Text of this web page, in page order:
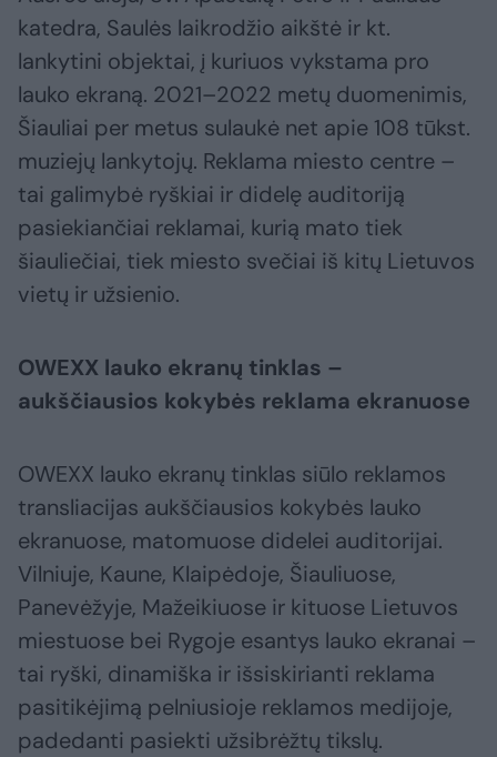
katedra, Saulės laikrodžio aikštė ir kt.
lankytini objektai, į kuriuos vykstama pro
lauko ekraną. 2021–2022 metų duomenimis,
Šiauliai per metus sulaukė net apie 108 tūkst.
muziejų lankytojų. Reklama miesto centre –
tai galimybė ryškiai ir didelę auditoriją
pasiekiančiai reklamai, kurią mato tiek
šiauliečiai, tiek miesto svečiai iš kitų Lietuvos
vietų ir užsienio.
OWEXX lauko ekranų tinklas –
aukščiausios kokybės reklama ekranuose
OWEXX lauko ekranų tinklas siūlo reklamos
transliacijas aukščiausios kokybės lauko
ekranuose, matomuose didelei auditorijai.
Vilniuje, Kaune, Klaipėdoje, Šiauliuose,
Panevėžyje, Mažeikiuose ir kituose Lietuvos
miestuose bei Rygoje esantys lauko ekranai –
tai ryški, dinamiška ir išsiskirianti reklama
pasitikėjimą pelniusioje reklamos medijoje,
padedanti pasiekti užsibrėžtų tikslų.